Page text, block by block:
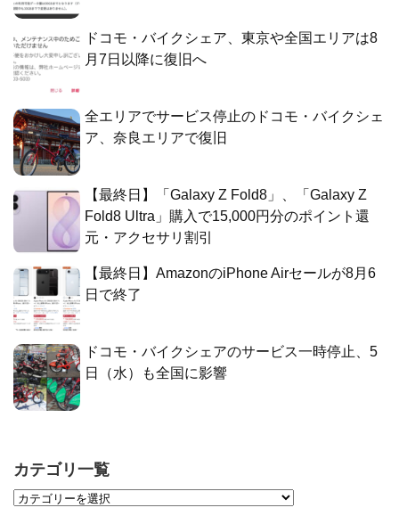
ドコモ・バイクシェア、東京や全国エリアは8
月7日以降に復旧へ
全エリアでサービス停止のドコモ・バイクシェ
ア、奈良エリアで復旧
【最終日】「Galaxy Z Fold8」、「Galaxy Z
Fold8 Ultra」購入で15,000円分のポイント還
元・アクセサリ割引
【最終日】AmazonのiPhone Airセールが8月6
日で終了
ドコモ・バイクシェアのサービス一時停止、5
日（水）も全国に影響
カテゴリ一覧